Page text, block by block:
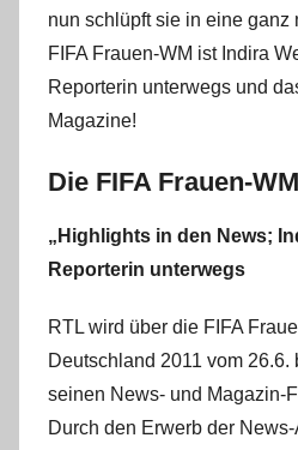
nun schlüpft sie in eine ganz
FIFA Frauen-WM ist Indira
Reporterin unterwegs und
Magazine!
Die FIFA Frauen-
„Highlights in den News;
Reporterin unterwegs
RTL wird über die FIFA
Deutschland 2011 vom 26.6.
seinen News- und Magazin-
Durch den Erwerb der